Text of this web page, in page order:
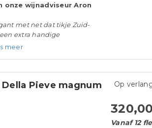
onze wijnadviseur Aron
met net dat tikje Zuid-
extra handige
meer
Pieve magnum
Op
320,00
Vanaf 12